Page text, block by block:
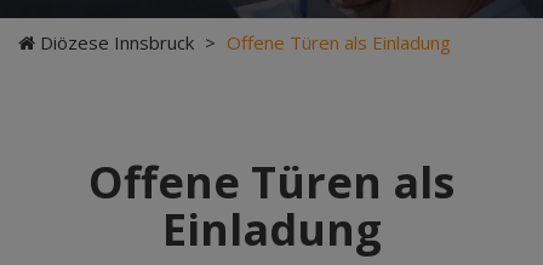
Diözese Innsbruck > Offene Türen als Einladung
Offene Türen als
Einladung